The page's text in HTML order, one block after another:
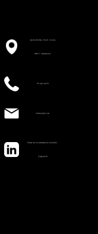
Jaume Borràs, 18-22. 1er pis,
08911, Badalona
93 464 4670
info@e360.cat
Todas las novedades en LinkedIn.
¡Síguenos!